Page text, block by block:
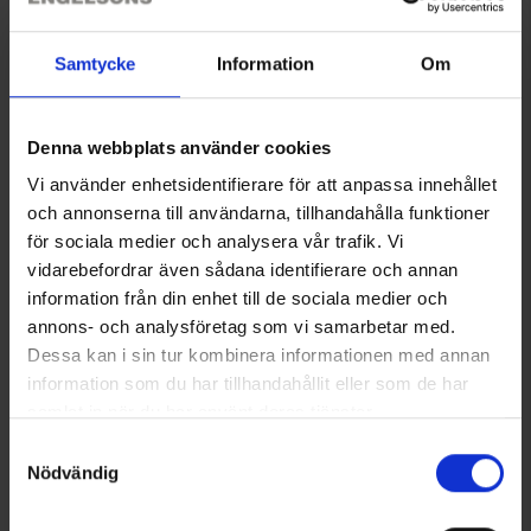
Samtycke Information Om
Denna webbplats använder cookies
Vi använder enhetsidentifierare för att anpassa innehållet
och annonserna till användarna, tillhandahålla funktioner
för sociala medier och analysera vår trafik. Vi
vidarebefordrar även sådana identifierare och annan
information från din enhet till de sociala medier och
annons- och analysföretag som vi samarbetar med.
Dessa kan i sin tur kombinera informationen med annan
information som du har tillhandahållit eller som de har
Nödvändig
+ 3
Stretchbälte
Från66 kr
Coolmaxstrumpor
Från66 kr
Liknande produkter